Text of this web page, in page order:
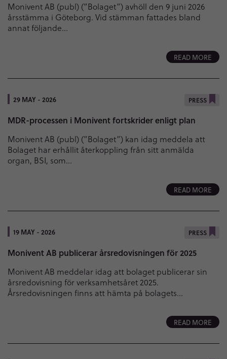
Monivent AB (publ) (”Bolaget”) avhöll den 9 juni 2026
årsstämma i Göteborg. Vid stämman fattades bland
annat följande…
READ MORE
29 MAY - 2026 PRESS
MDR-processen i Monivent fortskrider enligt plan
Monivent AB (publ) (”Bolaget”) kan idag meddela att
Bolaget har erhållit återkoppling från sitt anmälda
organ, BSI, som…
READ MORE
19 MAY - 2026 PRESS
Monivent AB publicerar årsredovisningen för 2025
Monivent AB meddelar idag att bolaget publicerar sin
årsredovisning för verksamhetsåret 2025.
Årsredovisningen finns att hämta på bolagets…
READ MORE